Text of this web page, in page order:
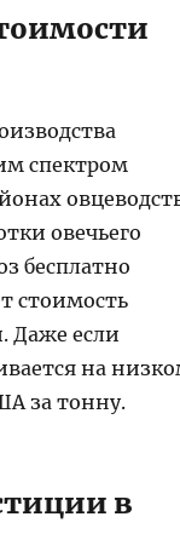
спектром
овечьего
бесплатно
стоимость
Даже если
на
за тонну.​
в